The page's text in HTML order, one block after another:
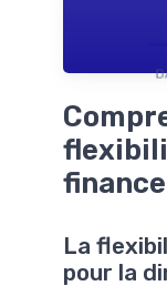
finance
La
pour la